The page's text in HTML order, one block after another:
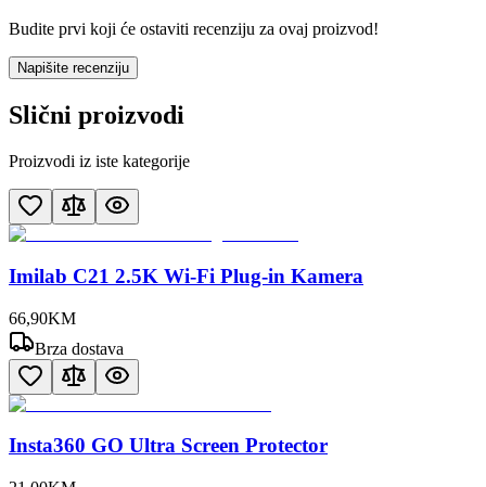
Budite prvi koji će ostaviti recenziju za ovaj proizvod!
Napišite recenziju
Slični proizvodi
Proizvodi iz iste kategorije
Imilab C21 2.5K Wi-Fi Plug-in Kamera
66,90KM
Brza dostava
Insta360 GO Ultra Screen Protector